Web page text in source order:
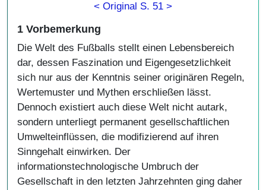
< Original S. 51 >
1 Vorbemerkung
Die Welt des Fußballs stellt einen Lebensbereich
dar, dessen Faszination und Eigengesetzlichkeit
sich nur aus der Kenntnis seiner originären Regeln,
Wertemuster und Mythen erschließen lässt.
Dennoch existiert auch diese Welt nicht autark,
sondern unterliegt permanent gesellschaftlichen
Umwelteinflüssen, die modifizierend auf ihren
Sinngehalt einwirken. Der
informationstechnologische Umbruch der
Gesellschaft in den letzten Jahrzehnten ging daher